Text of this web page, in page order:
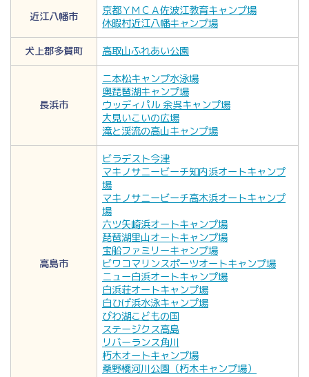
近江八幡市
京都ＹＭＣＡ佐波江教育キャンプ場
休暇村近江八幡キャンプ場
犬上郡多賀町
高取山ふれあい公園
長浜市
二本松キャンプ水泳場
奥琵琶湖キャンプ場
ウッディパル 余呉キャンプ場
大見いこいの広場
滝と渓流の高山キャンプ場
高島市
ビラデスト今津
マキノサニービーチ知内浜オートキャンプ
場
マキノサニービーチ高木浜オートキャンプ
場
六ツ矢崎浜オートキャンプ場
琵琶湖里山オートキャンプ場
宝船ファミリーキャンプ場
ビワコマリンスポーツオートキャンプ場
ニュー白浜オートキャンプ場
白浜荘オートキャンプ場
白ひげ浜水泳キャンプ場
びわ湖こどもの国
ステージクス高島
リバーランス角川
朽木オートキャンプ場
桑野橋河川公園（朽木キャンプ場）